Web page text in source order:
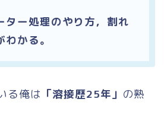
ター処理のやり方，割れ
かる。
る俺は 「溶接歴25年」 の熟